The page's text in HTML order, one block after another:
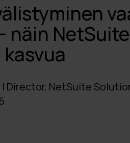
näin
Director, NetSuite